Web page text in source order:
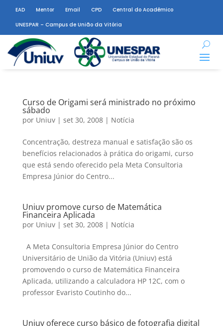
EAD Mentor Email CPD
Central do Acadêmico
UNESPAR – Campus de União da Vitória
Curso de Origami será ministrado no próximo
sábado
por Uniuv| set 30, 2008| Notícia
Concentração, destreza manual e satisfação são os
benefícios relacionados à prática do origami, curso
que está sendo oferecido pela Meta Consultoria
Empresa Júnior do Centro...
Uniuv promove curso de Matemática
Financeira Aplicada
por Uniuv| set 30, 2008| Notícia
A Meta Consultoria Empresa Júnior do Centro
Universitário de União da Vitória (Uniuv) está
promovendo o curso de Matemática Financeira
Aplicada, utilizando a calculadora HP 12C, com o
professor Evaristo Coutinho do...
Uniuv oferece curso básico de fotografia digital